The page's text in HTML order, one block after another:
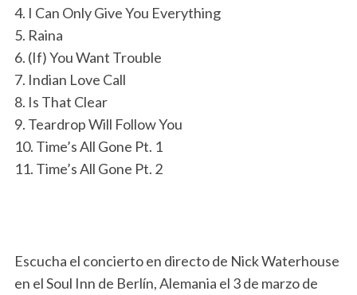
4. I Can Only Give You Everything
5. Raina
6. (If) You Want Trouble
7. Indian Love Call
8. Is That Clear
9. Teardrop Will Follow You
10. Time’s All Gone Pt. 1
11. Time’s All Gone Pt. 2
Escucha el concierto en directo de Nick Waterhouse
en el Soul Inn de Berlín, Alemania el 3 de marzo de